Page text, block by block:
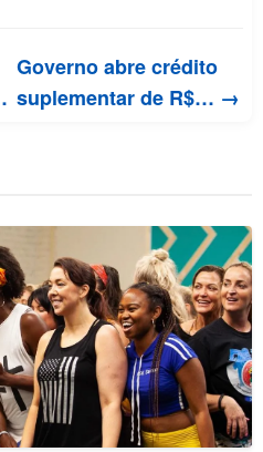
Governo abre crédito
suplementar de R$… →